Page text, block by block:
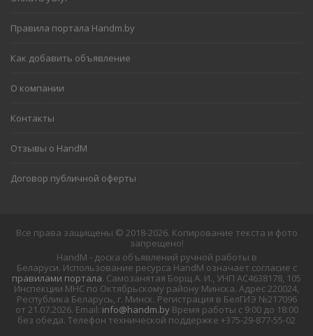
Правила портала Handm.by
Как добавить объявление
О компании
Контакты
Отзывы о HandM
Договор публичной оферты
Все права защищены © 2018-2026. Копирование текста и фото
запрещено!
HandM - доска объявлений ручной работы в
Беларуси. Использование ресурса HandM означает согласие с
правилами портала. Самозанятая Борщ А. И., УНП АС4638178, 105
Инспекции МНС по Октябрьскому району Минска. Адрес 220024,
Республика Беларусь, г. Минск. Регистрация в БелГИЭ №217096
от 21.07.2026. Email: info@handm.byВремя работы с 9:00 до 18:00
без обеда. Телефон технической поддержке +375-29-877-55-02